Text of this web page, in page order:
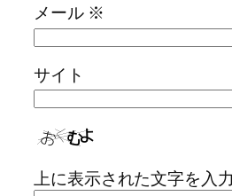
メール ※
サイト
上に表示された文字を入